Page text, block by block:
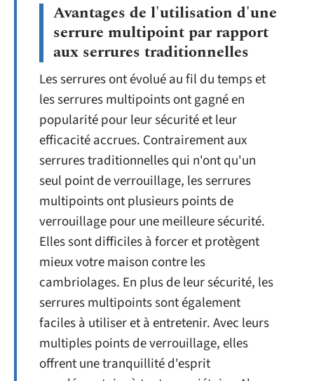
Avantages de l'utilisation d'une
serrure multipoint par rapport
aux serrures traditionnelles
Les serrures ont évolué au fil du temps et
les serrures multipoints ont gagné en
popularité pour leur sécurité et leur
efficacité accrues. Contrairement aux
serrures traditionnelles qui n'ont qu'un
seul point de verrouillage, les serrures
multipoints ont plusieurs points de
verrouillage pour une meilleure sécurité.
Elles sont difficiles à forcer et protègent
mieux votre maison contre les
cambriolages. En plus de leur sécurité, les
serrures multipoints sont également
faciles à utiliser et à entretenir. Avec leurs
multiples points de verrouillage, elles
offrent une tranquillité d'esprit